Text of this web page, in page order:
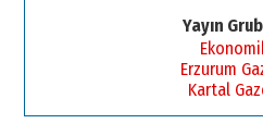
Yayın
Erzurum
Kartal